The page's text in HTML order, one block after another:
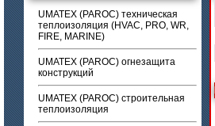
UMATEX (PAROC) техническая
теплоизоляция (HVAC, PRO, WR,
FIRE, MARINE)
UMATEX (PAROC) огнезащита
конструкций
UMATEX (PAROC) строительная
теплоизоляция